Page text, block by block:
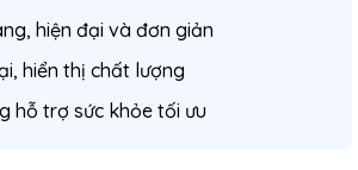
hiện đại và đơn giản
hiển thị chất lượng
hỗ trợ sức khỏe tối ưu